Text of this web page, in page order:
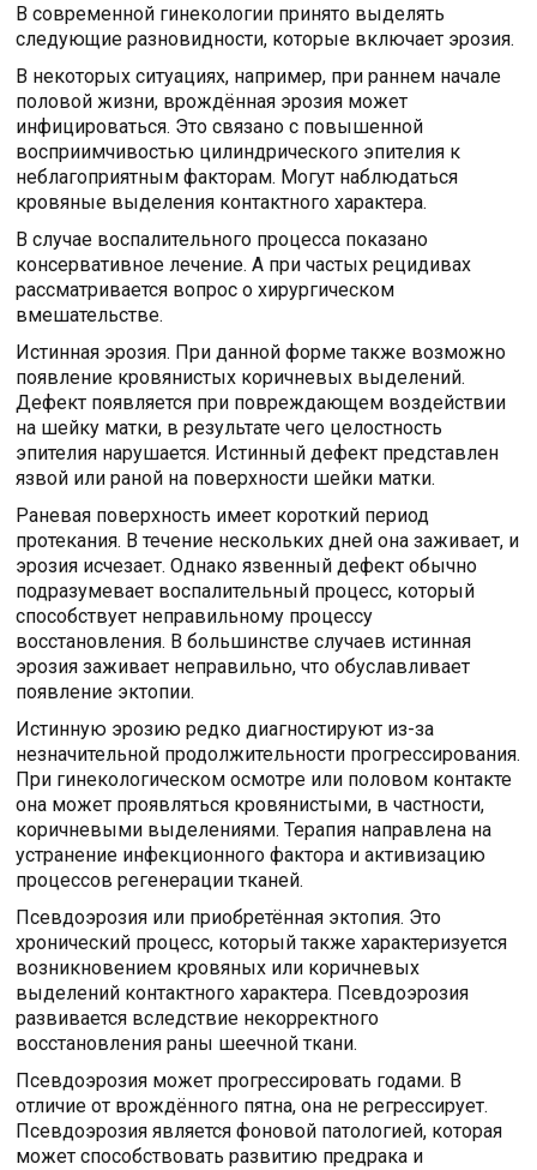
В современной гинекологии принято выделять
следующие разновидности, которые включает эрозия.
В некоторых ситуациях, например, при раннем начале
половой жизни, врождённая эрозия может
инфицироваться. Это связано с повышенной
восприимчивостью цилиндрического эпителия к
неблагоприятным факторам. Могут наблюдаться
кровяные выделения контактного характера.
В случае воспалительного процесса показано
консервативное лечение. А при частых рецидивах
рассматривается вопрос о хирургическом
вмешательстве.
Истинная эрозия. При данной форме также возможно
появление кровянистых коричневых выделений.
Дефект появляется при повреждающем воздействии
на шейку матки, в результате чего целостность
эпителия нарушается. Истинный дефект представлен
язвой или раной на поверхности шейки матки.
Раневая поверхность имеет короткий период
протекания. В течение нескольких дней она заживает, и
эрозия исчезает. Однако язвенный дефект обычно
подразумевает воспалительный процесс, который
способствует неправильному процессу
восстановления. В большинстве случаев истинная
эрозия заживает неправильно, что обуславливает
появление эктопии.
Истинную эрозию редко диагностируют из-за
незначительной продолжительности прогрессирования.
При гинекологическом осмотре или половом контакте
она может проявляться кровянистыми, в частности,
коричневыми выделениями. Терапия направлена на
устранение инфекционного фактора и активизацию
процессов регенерации тканей.
Псевдоэрозия или приобретённая эктопия. Это
хронический процесс, который также характеризуется
возникновением кровяных или коричневых
выделений контактного характера. Псевдоэрозия
развивается вследствие некорректного
восстановления раны шеечной ткани.
Псевдоэрозия может прогрессировать годами. В
отличие от врождённого пятна, она не регрессирует.
Псевдоэрозия является фоновой патологией, которая
может способствовать развитию предрака и